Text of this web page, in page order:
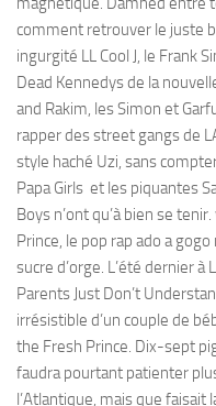
comment retrouver le juste
ingurgité LL Cool J, le Frank
Dead Kennedys de la
and Rakim, les Simon et
rapper des street gangs de
style haché Uzi, sans
Papa Girls et les piquantes
Boys n’ont qu’à bien se
Prince, le pop rap ado a
sucre d’orge. L’été dernier à
Parents Just Don’t
irrésistible d’un couple de
the Fresh Prince. Dix-sept
faudra pourtant patienter
l’Atlantique, mais que faisait